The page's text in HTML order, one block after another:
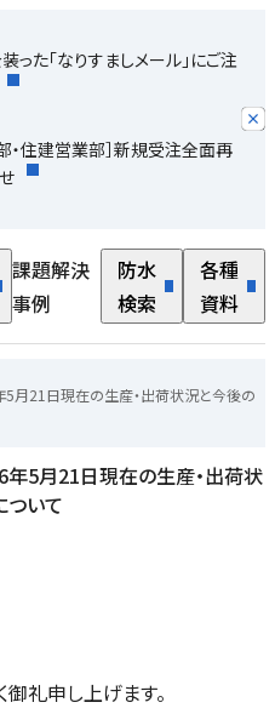
った「なりすましメール」にご注
・住建営業部］新規受注全面再
課題解決
事例
防水
検索
各種
資料
5月21日現在の生産・出荷状況と今後の
年5月21日現在の生産・出荷状
いて
礼申し上げます。